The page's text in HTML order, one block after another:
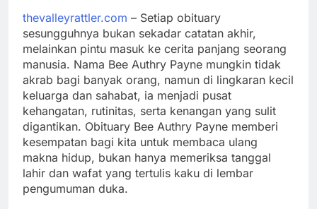
thevalleyrattler.com – Setiap obituary
sesungguhnya bukan sekadar catatan akhir,
melainkan pintu masuk ke cerita panjang seorang
manusia. Nama Bee Authry Payne mungkin tidak
akrab bagi banyak orang, namun di lingkaran kecil
keluarga dan sahabat, ia menjadi pusat
kehangatan, rutinitas, serta kenangan yang sulit
digantikan. Obituary Bee Authry Payne memberi
kesempatan bagi kita untuk membaca ulang
makna hidup, bukan hanya memeriksa tanggal
lahir dan wafat yang tertulis kaku di lembar
pengumuman duka.